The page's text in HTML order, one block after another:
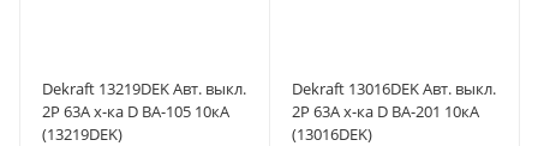
Dekraft 13219DEK Авт. выкл.
2P 63A х-ка D ВА-105 10кА
(13219DEK)
Dekraft 13016DEK Авт. выкл.
2Р 63А х-ка D ВА-201 10кА
(13016DEK)